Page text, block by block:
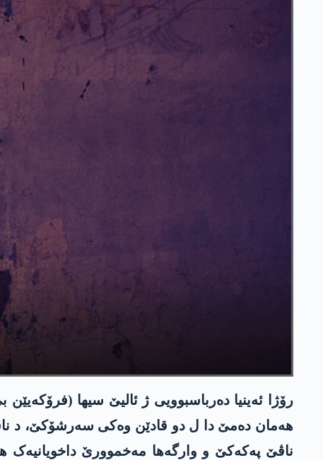
رۆژا ئەینیا دەرباسبوویی ژ ئالیێ سیھا
ھەمان دەمێ دا ل دو قادێن وەکی سەرشۆکێ، د
ناڤێ پەکەکێ و وارگەھا مەخموورێ داخویانیەک